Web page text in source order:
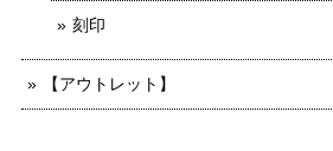
刻印
【アウトレット】